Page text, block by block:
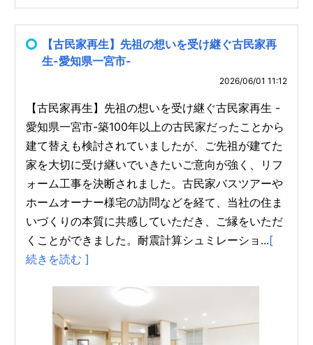
【古民家再生】先祖の想いを受け継ぐ古民家再
生-愛知県一宮市-
2026/06/01 11:12
【古民家再生】先祖の想いを受け継ぐ古民家再生 -
愛知県一宮市-築100年以上の古民家だったことから
建て替えも検討されていましたが、ご先祖が建てた
家を大切に受け継いでいきたいご意向が強く、リフ
ォーム工事を決断されました。古民家バスツアーや
ホームオーナー様宅の訪問などを経て、当社の住ま
いづくりの本質に共感していただき、ご縁をいただ
くことができました。耐震計算シュミレーショ...[
続きを読む ]